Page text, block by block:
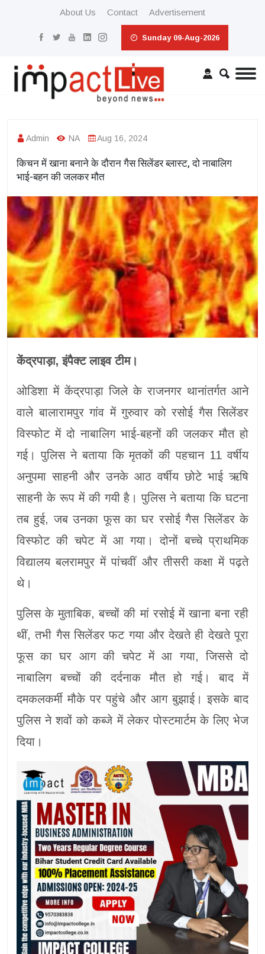
About Us Contact Advertisement
Sunday 09-Aug-2026
Admin NA Aug 16, 2024
किचन में खाना बनाने के दौरान गैस सिलेंडर ब्लास्ट, दो नाबालिग
भाई-बहन की जलकर मौत
केंद्रपाड़ा, इंपैक्ट लाइव टीम।
ओडिशा में केंद्रपाड़ा जिले के राजनगर थानांतर्गत आने
वाले बालारामपुर गांव में गुरुवार को रसोई गैस सिलेंडर
विस्फोट में दो नाबालिग भाई-बहनों की जलकर मौत हो
गई। पुलिस ने बताया कि मृतकों की पहचान 11 वर्षीय
अनुपमा साहनी और उनके आठ वर्षीय छोटे भाई ऋषि
साहनी के रूप में की गयी है। पुलिस ने बताया कि घटना
तब हुई, जब उनका फूस का घर रसोई गैस सिलेंडर के
विस्फोट की चपेट में आ गया। दोनों बच्चे प्राथमिक
विद्यालय बलरामपुर में पांचवीं और तीसरी कक्षा में पढ़ते
थे।
पुलिस के मुताबिक, बच्चों की मां रसोई में खाना बना रही
थीं, तभी गैस सिलेंडर फट गया और देखते ही देखते पूरा
फूस का घर आग की चपेट में आ गया, जिससे दो
नाबालिग बच्चों की दर्दनाक मौत हो गई। बाद में
दमकलकर्मी मौके पर पहुंचे और आग बुझाई। इसके बाद
पुलिस ने शवों को कब्जे में लेकर पोस्टमार्टम के लिए भेज
दिया।